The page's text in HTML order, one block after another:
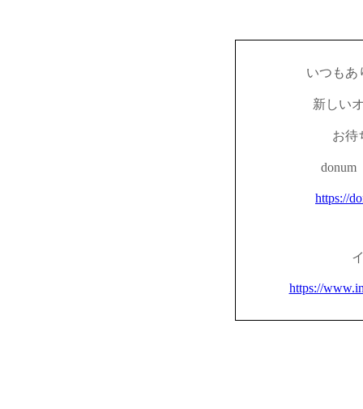
いつもあ
新しい
お待
donum
https://
https://